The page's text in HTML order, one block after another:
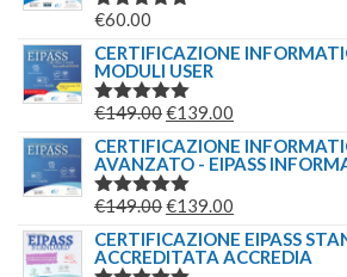
VALUTATO
€60.00
CERTIFICAZIONE
MODULI USER
VALUTATO
€149.00IL
PREZZO
ORIGINALE
ERA:
€139.00
PREZZO
ATTUALE
CERTIFICAZIONE
AVANZATO - EIPASS
VALUTATO
€149.00IL
PREZZO
ORIGINALE
€139.00
PREZZO
ATTUALE
CERTIFICAZIONE EIPASS
ACCREDITATA ACCREDIA